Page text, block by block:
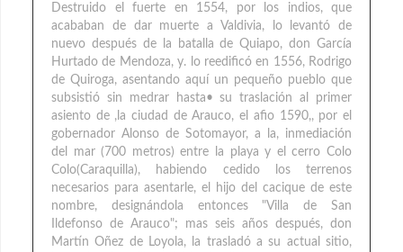
Destruido el fuerte en 1554, por los indios, que
acababan de dar muerte a Valdivia, lo levantó de
nuevo después de la batalla de Quiapo, don García
Hurtado de Mendoza, y. lo reedificó en 1556, Rodrigo
de Quiroga, asentando aquí un pequeño pueblo que
subsistió sin medrar hasta• su traslación al primer
asiento de ,la ciudad de Arauco, el afio 1590,, por el
gobernador Alonso de Sotomayor, a la, inmediación
del mar (700 metros) entre la playa y el cerro Colo
Colo(Caraquilla), habiendo cedido los terrenos
necesarios para asentarle, el hijo del cacique de este
nombre, designándola entonces "Villa de San
Ildefonso de Arauco"; mas seis años después, don
Martín Oñez de Loyola, la trasladó a su actual sitio,